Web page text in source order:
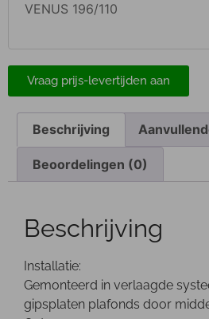
VENUS 196/110
Vraag prijs-levertijden aan
Beschrijving
Beoordelingen (0)
Beschrijving
Installatie:
Gemonteerd in verlaagde
gipsplaten plafonds door